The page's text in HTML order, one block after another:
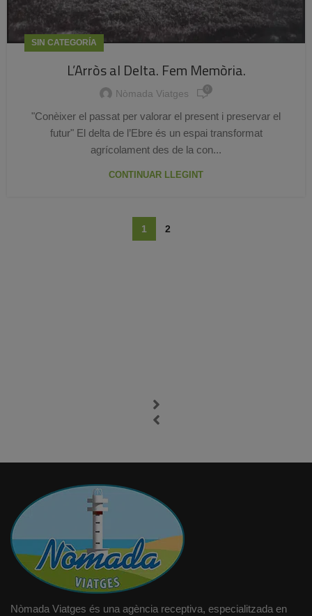
SIN CATEGORÍA
L’Arròs al Delta. Fem Memòria.
Nòmada Viatges
"Conèixer el passat per valorar el present i preservar el
futur" El delta de l’Ebre és un espai transformat
agrícolament des de la con...
CONTINUAR LLEGINT
1 2
Nòmada Viatges és una agència receptiva, especialitzada en